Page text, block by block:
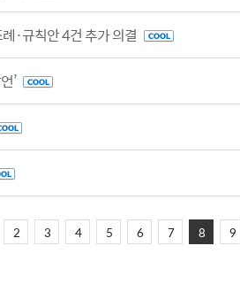
·규칙안 4건 추가 의결
’
2 3 4 5 6 7 8 9